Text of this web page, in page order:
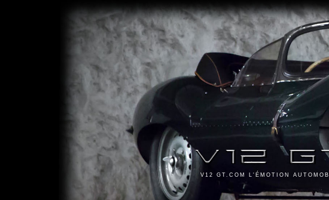
V12 GT.COM L'ÉMOTION